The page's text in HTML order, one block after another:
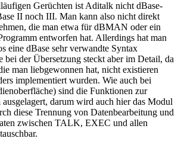
Gerüchten ist Aditalk nicht dBase-
II noch III. Man kann also nicht direkt
die man etwa für dBMAN oder ein
entworfen hat. Allerdings hat man
eine dBase sehr verwandte Syntax
der Übersetzung steckt aber im Detail, da
man liebgewonnen hat, nicht existieren
implementiert wurden. Wie auch bei
sind die Funktionen zur
darum wird auch hier das Modul
diese Trennung von Datenbearbeitung und
zwischen TALK, EXEC und allen